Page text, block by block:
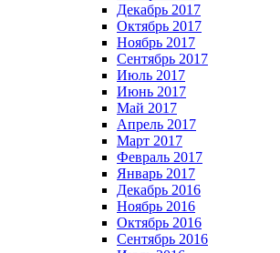
Декабрь 2017
Октябрь 2017
Ноябрь 2017
Сентябрь 2017
Июль 2017
Июнь 2017
Май 2017
Апрель 2017
Март 2017
Февраль 2017
Январь 2017
Декабрь 2016
Ноябрь 2016
Октябрь 2016
Сентябрь 2016